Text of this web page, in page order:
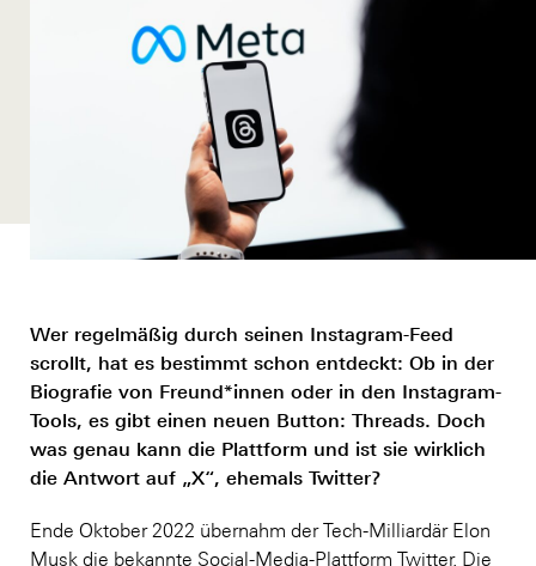
Wer regelmäßig durch seinen Instagram-Feed
scrollt, hat es bestimmt schon entdeckt: Ob in der
Biografie von Freund*innen oder in den Instagram-
Tools, es gibt einen neuen Button: Threads. Doch
was genau kann die Plattform und ist sie wirklich
die Antwort auf „X“, ehemals Twitter?
Ende Oktober 2022 übernahm der Tech-Milliardär Elon
Musk die bekannte Social-Media-Plattform Twitter. Die